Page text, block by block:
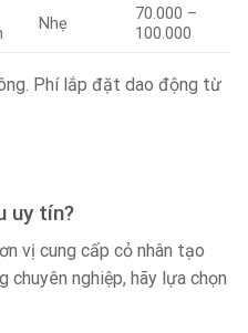
Nhẹ
70.000 –
100.000
Phí lắp đặt dao động từ
uy tín?
vị cung cấp cỏ nhân tạo
nghiệp, hãy lựa chọn